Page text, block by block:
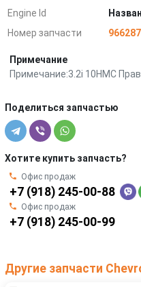
Engine Id
Номер запчасти
Примечание
Примечание:3.2i 10HMC
Поделиться запчастью
Хотите купить запчасть?
Офис продаж
+7 (918) 245-00-88
Офис продаж
+7 (918) 245-00-99
Другие запчасти